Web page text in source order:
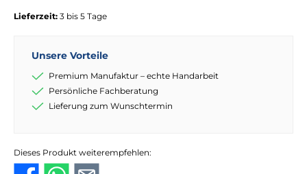
Lieferzeit: 3 bis 5 Tage
Unsere Vorteile
Premium Manufaktur – echte Handarbeit
Persönliche Fachberatung
Lieferung zum Wunschtermin
Dieses Produkt weiterempfehlen: